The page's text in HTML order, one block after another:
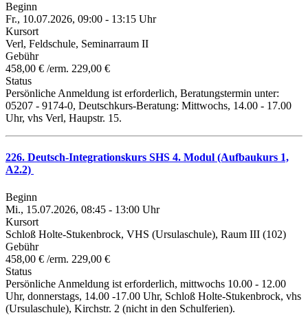
Beginn
Fr., 10.07.2026, 09:00 - 13:15 Uhr
Kursort
Verl, Feldschule, Seminarraum II
Gebühr
458,00 € /erm. 229,00 €
Status
Persönliche Anmeldung ist erforderlich, Beratungstermin unter:
05207 - 9174-0, Deutschkurs-Beratung: Mittwochs, 14.00 - 17.00
Uhr, vhs Verl, Haupstr. 15.
226. Deutsch-Integrationskurs SHS 4. Modul (Aufbaukurs 1,
A2.2)
Beginn
Mi., 15.07.2026, 08:45 - 13:00 Uhr
Kursort
Schloß Holte-Stukenbrock, VHS (Ursulaschule), Raum III (102)
Gebühr
458,00 € /erm. 229,00 €
Status
Persönliche Anmeldung ist erforderlich, mittwochs 10.00 - 12.00
Uhr, donnerstags, 14.00 -17.00 Uhr, Schloß Holte-Stukenbrock, vhs
(Ursulaschule), Kirchstr. 2 (nicht in den Schulferien).